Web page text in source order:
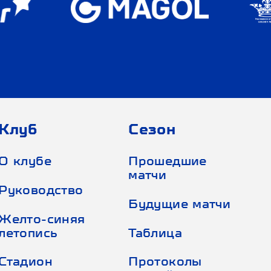
клубе
синяя
Сезон
Прошедшие
матчи
Будущие матчи
Таблица
Протоколы